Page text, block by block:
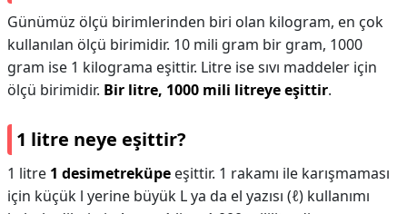
Günümüz ölçü birimlerinden biri olan kilogram, en çok
kullanılan ölçü birimidir. 10 mili gram bir gram, 1000
gram ise 1 kilograma eşittir. Litre ise sıvı maddeler için
ölçü birimidir. Bir litre, 1000 mili litreye eşittir.
1 litre neye eşittir?
1 litre 1 desimetreküpe eşittir. 1 rakamı ile karışmaması
için küçük l yerine büyük L ya da el yazısı (ℓ) kullanımı